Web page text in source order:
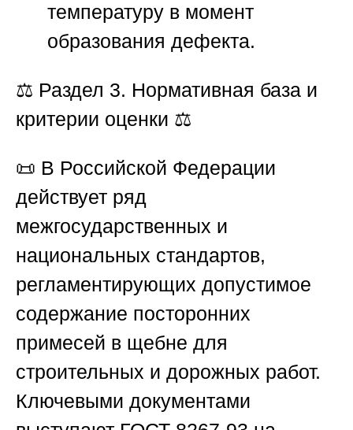
температуру в момент
образования дефекта.
⚖️ Раздел 3. Нормативная база и
критерии оценки ⚖️
📜 В Российской Федерации
действует ряд
межгосударственных и
национальных стандартов,
регламентирующих допустимое
содержание посторонних
примесей в щебне для
строительных и дорожных работ.
Ключевыми документами